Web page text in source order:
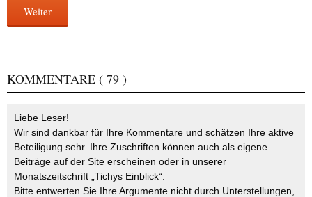
Weiter
KOMMENTARE ( 79 )
Liebe Leser!
Wir sind dankbar für Ihre Kommentare und schätzen Ihre aktive
Beteiligung sehr. Ihre Zuschriften können auch als eigene
Beiträge auf der Site erscheinen oder in unserer
Monatszeitschrift „Tichys Einblick“.
Bitte entwerten Sie Ihre Argumente nicht durch Unterstellungen,